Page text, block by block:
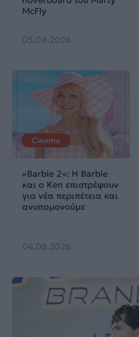
McFly
05.08.2026
Cinema
«Barbie 2»: Η Barbie
και ο Ken επιστρέφουν
για νέα περιπέτεια και
ανυπομονούμε
04.08.2026